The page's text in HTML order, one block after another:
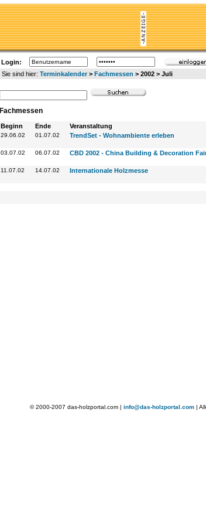
Login:
Sie sind hier: Terminkalender> Fachmessen > 2002 > Juli
Fachmessen
Beginn Ende Veranstaltung
29.06.02 01.07.02 TrendSet - Wohnambiente erleben
03.07.02 06.07.02 CBD 2002 - China Building & Decoration
11.07.02 14.07.02 Internationale Holzmesse
© 2000-2007 das-holzportal.com | info@das-holzportal.com|